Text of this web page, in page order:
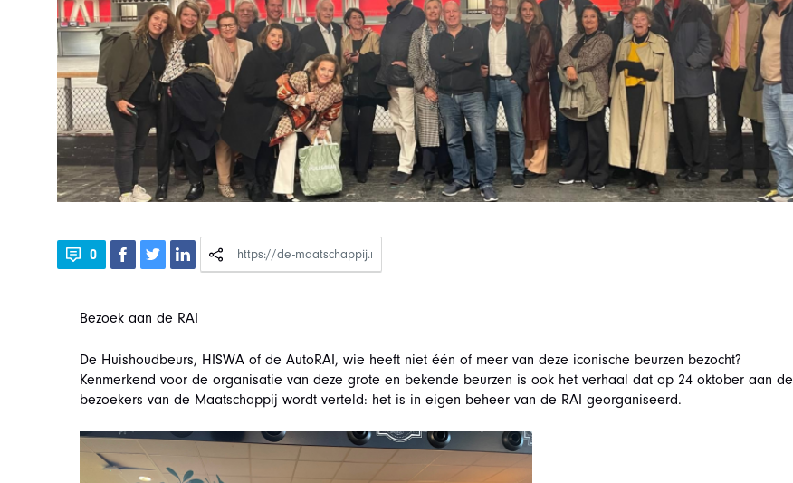
0
Bezoek aan de RAI
De Huishoudbeurs, HISWA of de AutoRAI, wie heeft niet één of meer van deze iconische beurzen bezocht?
Kenmerkend voor de organisatie van deze grote en bekende beurzen is ook het verhaal dat op 24 oktober aan de
bezoekers van de Maatschappij wordt verteld: het is in eigen beheer van de RAI georganiseerd.